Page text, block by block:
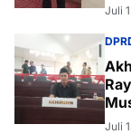
Juli
Juli